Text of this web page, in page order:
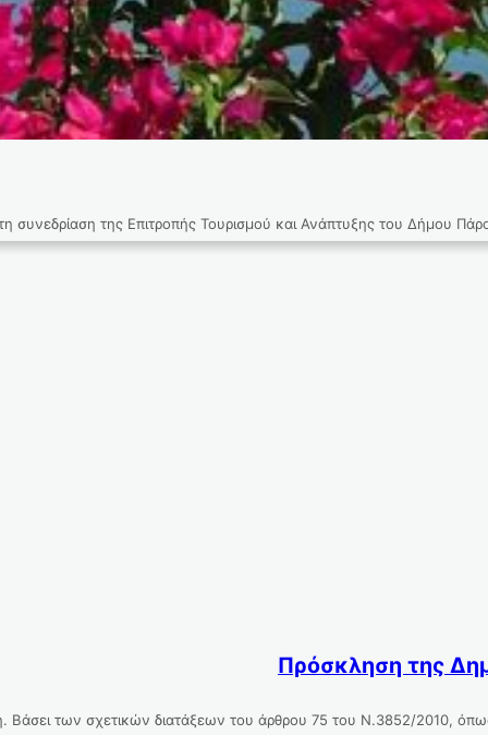
Επιτροπής Τουρισμού και Ανάπτυξης του Δήμου
Πρόσκληση της
Βάσει των σχετικών διατάξεων του άρθρου 75 του Ν.3852/2010,